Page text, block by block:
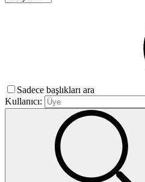
Sadece başlıkları ara
Kullanıcı: